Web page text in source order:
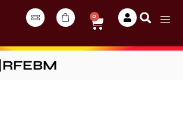
0
RFEBM